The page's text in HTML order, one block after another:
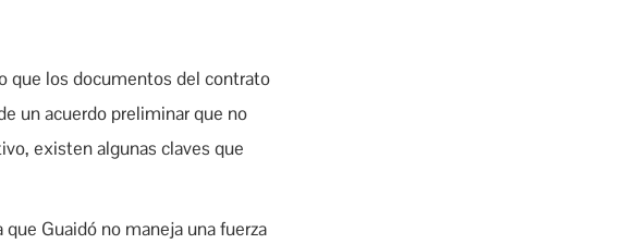
que los documentos del contrato
un acuerdo preliminar que no
existen algunas claves que
Guaidó no maneja una fuerza